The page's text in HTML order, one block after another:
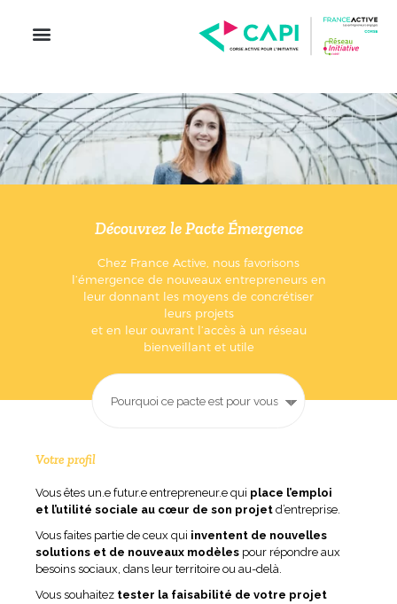
Découvrez le Pacte Émergence
Chez France Active, nous favorisons
l’émergence de nouveaux entrepreneurs en
leur donnant les moyens de concrétiser
leurs projets
et en leur ouvrant l’accès à un réseau
bienveillant et utile
Votre profil
Vous êtes un.e futur.e entrepreneur.e qui place l’emploi
et l’utilité sociale au cœur de son projet d’entreprise.
Vous faites partie de ceux qui inventent de nouvelles
solutions et de nouveaux modèles pour répondre aux
besoins sociaux, dans leur territoire ou au-delà.
Vous souhaitez tester la faisabilité de votre projet